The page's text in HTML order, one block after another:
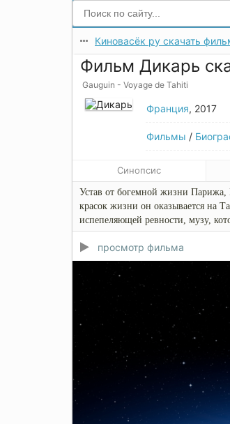
Киновасёк ру скачать
Фильм Дикарь
Gauguin - Voyage de Tahiti
Франция, 2017
Фильмы /
Синопсис
Устав от богемной жизни Парижа,
красок жизни он оказывается на
испепеляющей ревности, музу,
просмотр фильма